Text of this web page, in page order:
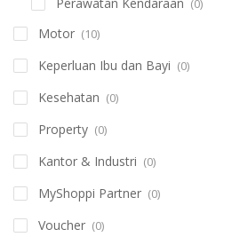
Motor (10)
Keperluan Ibu dan Bayi (0)
Kesehatan (0)
Property (0)
Kantor & Industri (0)
MyShoppi Partner (0)
Voucher (0)